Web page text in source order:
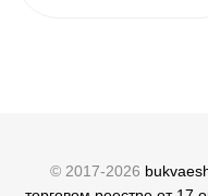
© 2017-2026